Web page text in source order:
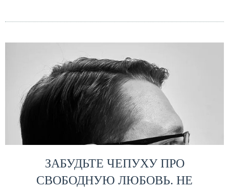
ЗАБУДЬТЕ ЧЕПУХУ ПРО
СВОБОДНУЮ ЛЮБОВЬ. НЕ